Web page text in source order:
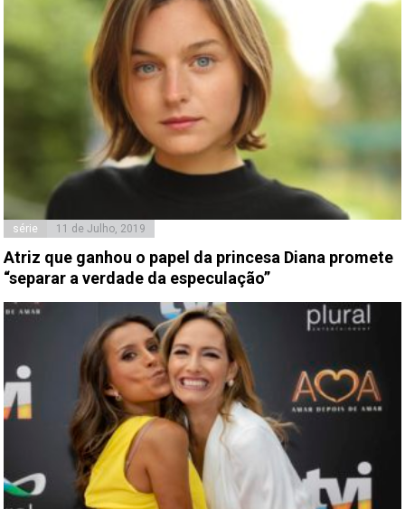
série 11 de Julho, 2019
Atriz que ganhou o papel da princesa Diana promete
“separar a verdade da especulação”